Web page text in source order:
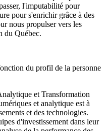
l'imputabilité pour
pour s'enrichir grâce à des
nous propulser vers les
du Québec.
du profil de la personne
et Transformation
et analytique est à
et des technologies.
d'investissement dans leur